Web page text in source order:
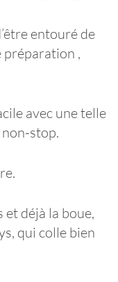
entouré de
préparation ,
avec une telle
stop.
et déjà la boue,
qui colle bien